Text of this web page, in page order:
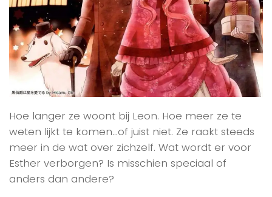
Hoe langer ze woont bij Leon. Hoe meer ze te
weten lijkt te komen…of juist niet. Ze raakt steeds
meer in de wat over zichzelf. Wat wordt er voor
Esther verborgen? Is misschien speciaal of
anders dan andere?